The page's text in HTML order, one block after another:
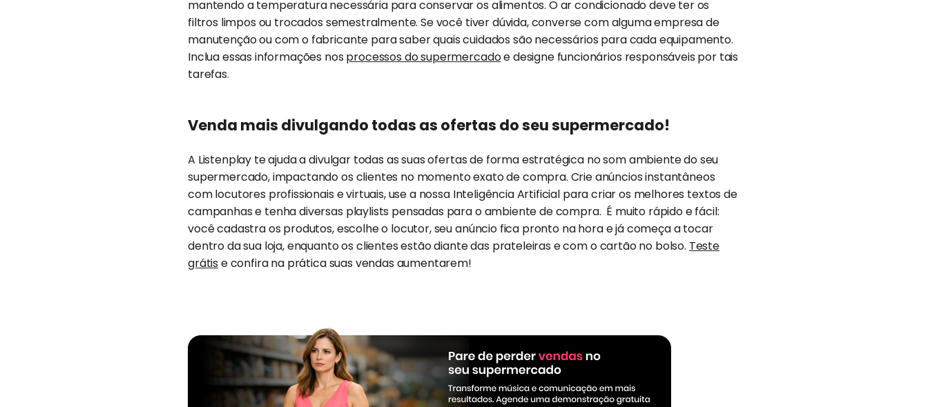
mantendo a temperatura necessária para conservar os alimentos. O ar condicionado deve ter os
filtros limpos ou trocados semestralmente. Se você tiver dúvida, converse com alguma empresa de
manutenção ou com o fabricante para saber quais cuidados são necessários para cada equipamento.
Inclua essas informações nos processos do supermercadoe designe funcionários responsáveis por tais
tarefas.
Venda mais divulgando todas as ofertas do seu supermercado!
A Listenplay te ajuda a divulgar todas as suas ofertas de forma estratégica no som ambiente do seu
supermercado, impactando os clientes no momento exato de compra. Crie anúncios instantâneos
com locutores profissionais e virtuais, use a nossa Inteligência Artificial para criar os melhores textos de
campanhas e tenha diversas playlists pensadas para o ambiente de compra. É muito rápido e fácil:
você cadastra os produtos, escolhe o locutor, seu anúncio fica pronto na hora e já começa a tocar
dentro da sua loja, enquanto os clientes estão diante das prateleiras e com o cartão no bolso. Teste
grátis e confira na prática suas vendas aumentarem!